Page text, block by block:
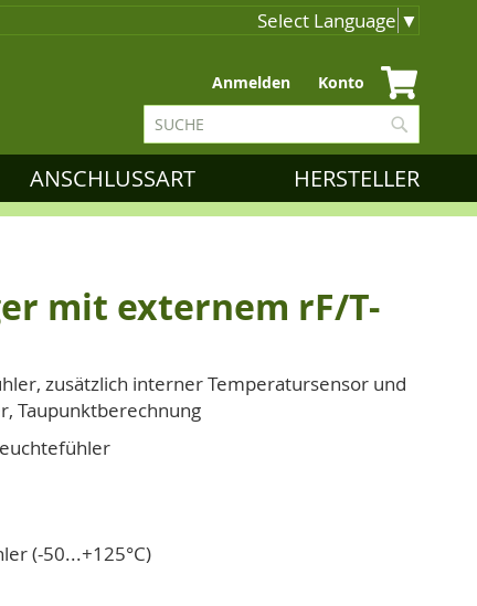
Select Language ▼
Zum
Inhalt
springen
Anmelden Konto
Suche
ANSCHLUSSART HERSTELLER
mit externem rF/T-
zusätzlich interner Temperatursensor und
Taupunktberechnung
(-50...+125°C)